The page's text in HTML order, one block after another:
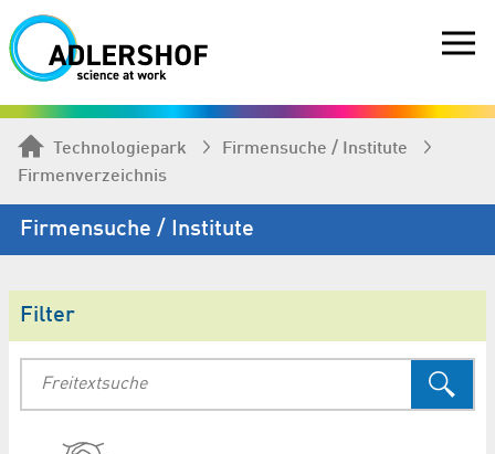
Technologiepark
Firmen­suche / Institute
Firmenverzeichnis
Firmen­suche / Institute
Filter